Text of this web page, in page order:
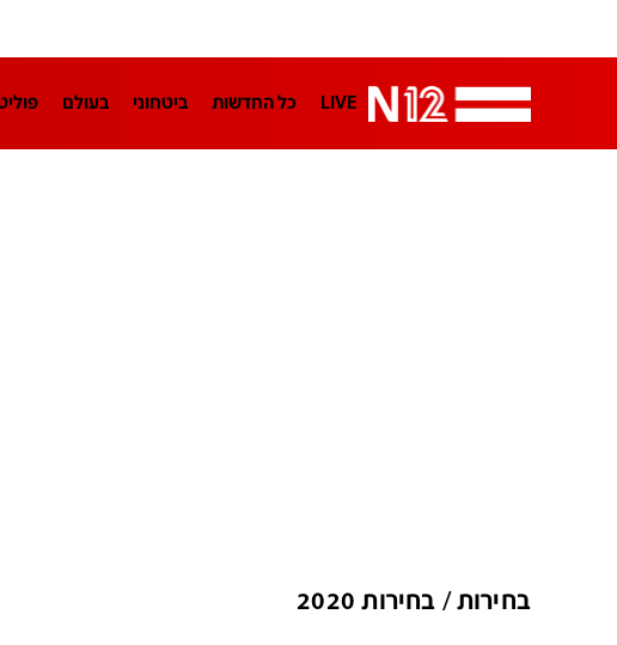
LIVE כל החדשות ביטחוני בעולם
בחירות בחירות 2020